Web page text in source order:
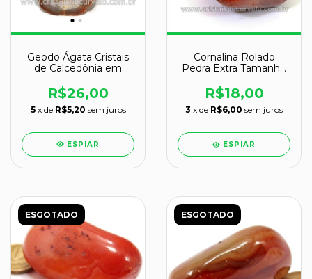
Geodo Ágata Cristais
de Calcedônia em
R$26,00
5 x de R$5,20 sem juros
ESPIAR
Cornalina Rolado
Pedra Extra Tamanho
126095
R$18,00
3 x de R$6,00 sem juros
ESPIAR
ESGOTADO ESGOTADO